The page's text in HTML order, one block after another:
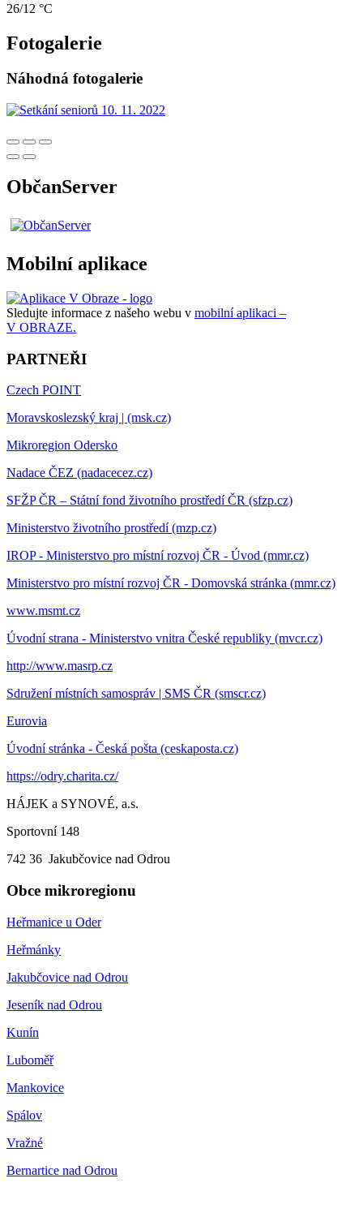
26/12 °C
Fotogalerie
Náhodná fotogalerie
ObčanServer
Mobilní aplikace
Sledujte informace z našeho webu v mobilní aplikaci –
V OBRAZE.
PARTNEŘI
Czech POINT
Moravskoslezský kraj | (msk.cz)
Mikroregion Odersko
Nadace ČEZ (nadacecez.cz)
SFŽP ČR – Státní fond životního prostředí ČR (sfzp.cz)
Ministerstvo životního prostředí (mzp.cz)
IROP - Ministerstvo pro místní rozvoj ČR - Úvod (mmr.cz)
Ministerstvo pro místní rozvoj ČR - Domovská stránka (mmr.cz)
www.msmt.cz
Úvodní strana - Ministerstvo vnitra České republiky (mvcr.cz)
http://www.masrp.cz
Sdružení místních samospráv | SMS ČR (smscr.cz)
Eurovia
Úvodní stránka - Česká pošta (ceskaposta.cz)
https://odry.charita.cz/
HÁJEK a SYNOVÉ, a.s.
Sportovní 148
742 36 Jakubčovice nad Odrou
Obce mikroregionu
Heřmanice u Oder
Heřmánky
Jakubčovice nad Odrou
Jeseník nad Odrou
Kunín
Luboměř
Mankovice
Spálov
Vražné
Bernartice nad Odrou